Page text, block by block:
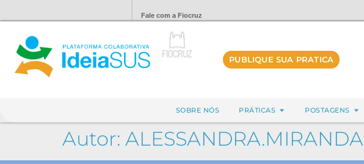
Fale com a Fiocruz
PUBLIQUE SUA PRATICA
SOBRE NÓS PRÁTICAS POSTAGENS
Autor: ALESSANDRA.MIRANDA